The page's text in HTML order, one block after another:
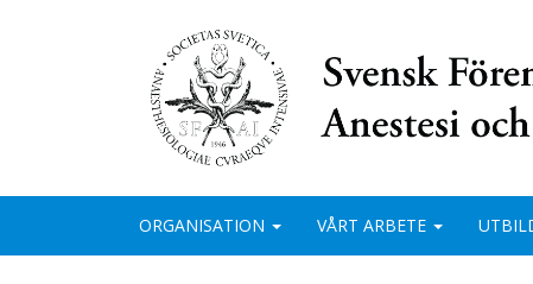
ORGANISATION VÅRT ARBETE